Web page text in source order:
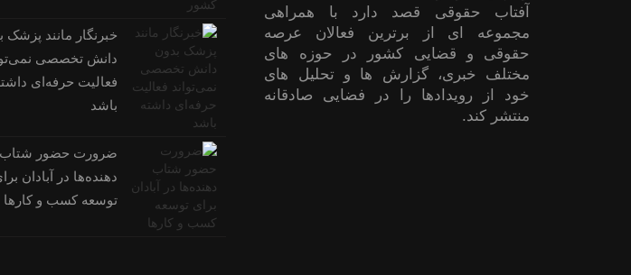
آفتاب حقوقی قصد دارد با همراهی
مجموعه ای از برترین فعالان عرصه
حقوقی و قضایی کشور در حوزه های
مختلف خبری، گزارش ها و تحلیل های
خود از رویدادها را در فضایی صادقانه
منتشر کند.
خبرنگار مانند پزشک
دانش تخصصی
فعالیت حرفه‌ای
باشد
ضرورت حضور شتاب
‌دهنده‌ها در آبادان
توسعه کسب‌ و کارها